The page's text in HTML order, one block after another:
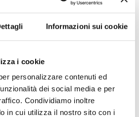
Informazioni sui cookie
i cookie
personalizzare contenuti ed
dei social media e per
Condividiamo inoltre
in cui utilizza il nostro sito con i
partner tecnologico di